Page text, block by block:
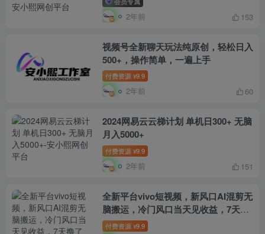
2年前 153
视频号全新聊天玩法纯原创，轻松日入
500+，操作简单，一遍上手
付费资源 ¥9.9
2年前 60
2024网易云云梯计划 单机日300+ 无脑
月入5000+
付费资源 ¥9.9
2年前 151
全新平台vivo短视频，新风口AI混剪无
脑搬运，冷门风口当天见收益，7天撸
了2300+了
付费资源 ¥9.9